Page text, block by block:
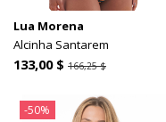
Lua Morena
Alcinha Santarem
133,00 $ 166,25 $
-50%